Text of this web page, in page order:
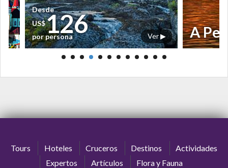
Ver ▶
Desde
US$126
por persona A
Tours Hoteles Cruceros Destinos
Actividades
Expertos
Artículos Flora y Fauna